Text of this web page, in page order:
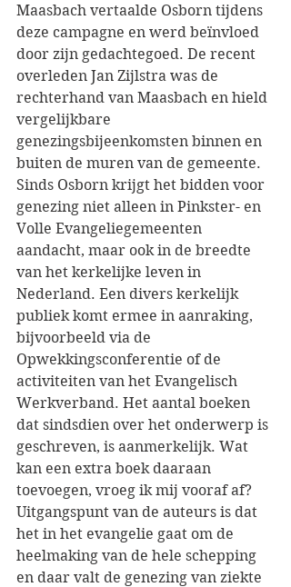
Maasbach vertaalde Osborn tijdens
deze campagne en werd beïnvloed
door zijn gedachtegoed. De recent
overleden Jan Zijlstra was de
rechterhand van Maasbach en hield
vergelijkbare
genezingsbijeenkomsten binnen en
buiten de muren van de gemeente.
Sinds Osborn krijgt het bidden voor
genezing niet alleen in Pinkster- en
Volle Evangeliegemeenten
aandacht, maar ook in de breedte
van het kerkelijke leven in
Nederland. Een divers kerkelijk
publiek komt ermee in aanraking,
bijvoorbeeld via de
Opwekkingsconferentie of de
activiteiten van het Evangelisch
Werkverband. Het aantal boeken
dat sindsdien over het onderwerp is
geschreven, is aanmerkelijk. Wat
kan een extra boek daaraan
toevoegen, vroeg ik mij vooraf af?
Uitgangspunt van de auteurs is dat
het in het evangelie gaat om de
heelmaking van de hele schepping
en daar valt de genezing van ziekte